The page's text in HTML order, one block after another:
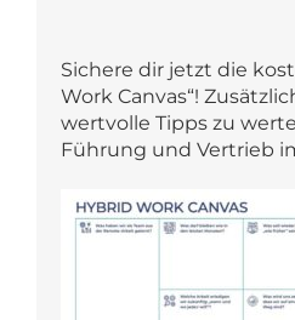
Sichere dir jetzt die
Work Canvas“!
wertvolle Tipps zu
Führung und Vertrieb